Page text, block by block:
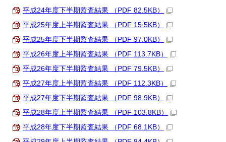
平成24年度下半期監査結果 （PDF 82.5KB）
平成25年度上半期監査結果 （PDF 15.5KB）
平成25年度下半期監査結果 （PDF 97.0KB）
平成26年度上半期監査結果 （PDF 113.7KB）
平成26年度下半期監査結果 （PDF 79.5KB）
平成27年度上半期監査結果 （PDF 112.3KB）
平成27年度下半期監査結果 （PDF 98.9KB）
平成28年度上半期監査結果 （PDF 103.8KB）
平成28年度下半期監査結果 （PDF 68.1KB）